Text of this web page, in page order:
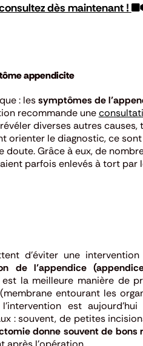
dès maintenant !
appendicite
: lessymptômes de
recommande une
diverses autres causes,
orienter le diagnostic, ce
doute.Grâce à eux, de
parfois enlevés à tort par
d’éviter une
de l’appendice
la meilleure manière de
entourant les
l’intervention est
: souvent, de petites
donne souvent de bons